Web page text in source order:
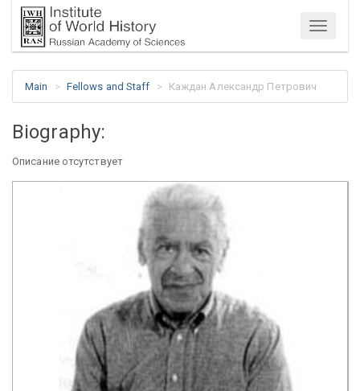
Menu
Main Fellows and Staff Каждан Александр Петрович
Biography:
Описание отсутствует